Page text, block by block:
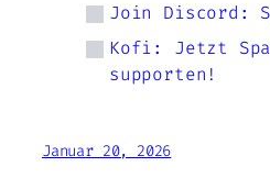
Join Discord:
Kofi: Jetzt
supporten!
Januar 20, 2026